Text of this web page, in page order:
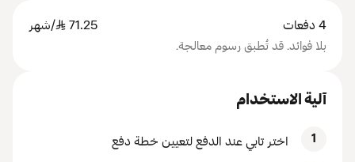
4 دفعات 71.25
SAR/شهر
بلا فوائد. قد تُطبق رسوم معالجة.
آلية الاستخدام
1 اختر تابي عند الدفع لتعيين خطة دفع